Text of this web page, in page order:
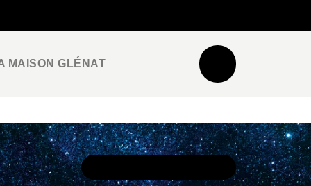
MAISON GLÉNAT